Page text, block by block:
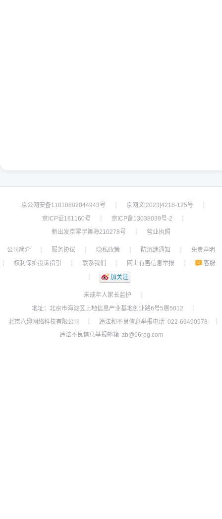
京公网安备11010802044943号 ┊ 京网文[2023]4218-125号
┊
京ICP证161160号
┊ 京ICP备13038039号-2
┊
新出发京零字第海210278号
┊ 营业执照
公司简介 ┊ 服务协议 ┊ 隐私政策 ┊ 防沉迷通知 ┊
免责声明
┊
权利保护投诉指引 ┊ 联系我们 ┊ 网上有害信息举报 ┊
客服
┊
加关注
未成年人家长监护
┊
地址：北京市海淀区上地信息产业基地创业路6号5层5012
┊
北京六趣网络科技有限公司
┊ 违法和不良信息举报电话 022-69490978
┊
违法不良信息举报邮箱 zb@66rpg.com